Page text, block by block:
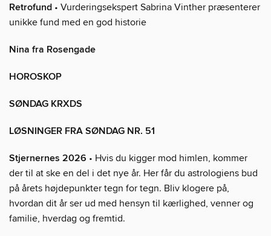
Retrofund • Vurderingsekspert Sabrina Vinther præsenterer
unikke fund med en god historie
Nina fra Rosengade
HOROSKOP
SØNDAG KRXDS
LØSNINGER FRA SØNDAG NR. 51
Stjernernes 2026 • Hvis du kigger mod himlen, kommer
der til at ske en del i det nye år. Her får du astrologiens bud
på årets højdepunkter tegn for tegn. Bliv klogere på,
hvordan dit år ser ud med hensyn til kærlighed, venner og
familie, hverdag og fremtid.